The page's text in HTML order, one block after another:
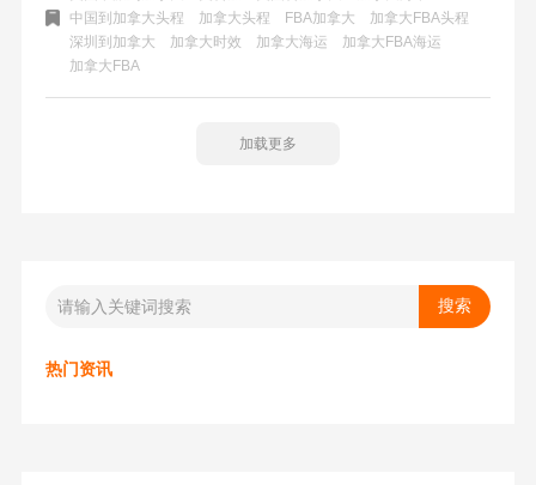
程。货物经过两次清关后进入到加拿大市场，海关查验风险
会有所增加。不过搭配美森快船和其他快船，时效更快、更
有保障。
中国到加拿大头程
加拿大头程 FBA加拿大
加拿大FBA头程
深圳到加拿大
加拿大时效 加拿大海运
加拿大FBA海运
加拿大FBA
加载更多
热门资讯